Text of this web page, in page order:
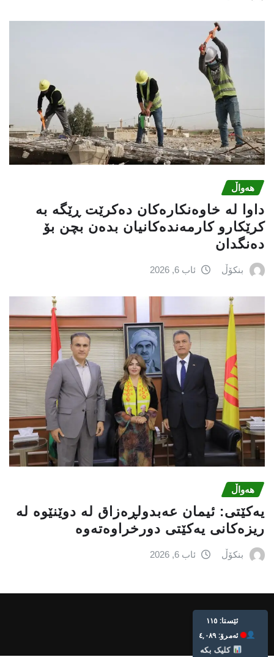
هەواڵ
داوا لە خاوەنکارەکان دەکرێت ڕێگە بە
کرێکارو کارمەندەکانیان بدەن بچن بۆ
دەنگدان
بنکۆڵ ئاب 6, 2026
هەواڵ
یه‌كێتی: ئیمان عه‌بدولڕه‌زاق له‌ دوێنێوه‌ له‌
ریزه‌كانی یه‌كێتی دورخراوه‌ته‌وه‌
بنکۆڵ ئاب 6, 2026
Live: 115
Today: 4,089
Click Here